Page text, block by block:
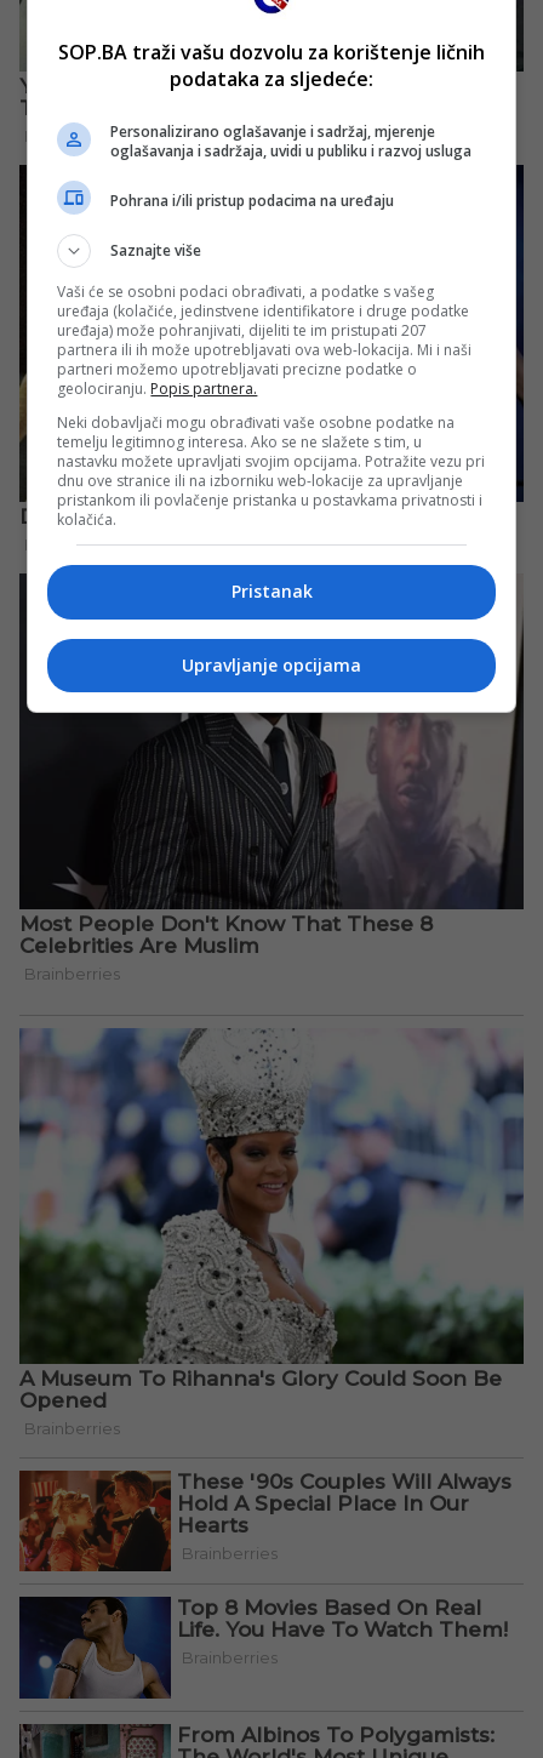
SOP.BA traži vašu dozvolu za korištenje ličnih
podataka za sljedeće:
Personalizirano oglašavanje i sadržaj, mjerenje
oglašavanja i sadržaja, uvidi u publiku i razvoj usluga
Pohrana i/ili pristup podacima na uređaju
Saznajte više
Vaši će se osobni podaci obrađivati, a podatke s vašeg
uređaja (kolačiće, jedinstvene identifikatore i druge podatke
uređaja) može pohranjivati, dijeliti te im pristupati 207
partnera ili ih može upotrebljavati ova web-lokacija. Mi i naši
partneri možemo upotrebljavati precizne podatke o
geolociranju. Popis partnera.
Neki dobavljači mogu obrađivati vaše osobne podatke na
temelju legitimnog interesa. Ako se ne slažete s tim, u
nastavku možete upravljati svojim opcijama. Potražite vezu pri
dnu ove stranice ili na izborniku web-lokacije za upravljanje
pristankom ili povlačenje pristanka u postavkama privatnosti i
kolačića.
Pristanak
Upravljanje opcijama